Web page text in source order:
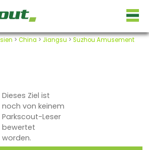
> China > Jiangsu > Suzhou Amusement
Dieses Ziel ist
noch von keinem
Parkscout-Leser
bewertet
worden.